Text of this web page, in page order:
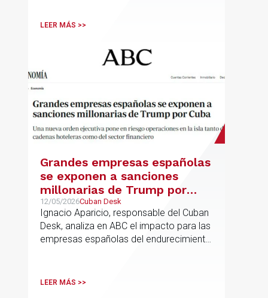
entidades trabajarán para ayudar a las
gestionar con mayor seguridad jurídica
sus principales retos regulatorios.
LEER MÁS >>
Grandes empresas españolas
se exponen a sanciones
millonarias de Trump por
Cuba
12/05/2026Cuban Desk
Ignacio Aparicio, responsable del Cuban
Desk, analiza en ABC el impacto para las
empresas españolas del endurecimiento
LEER MÁS >>